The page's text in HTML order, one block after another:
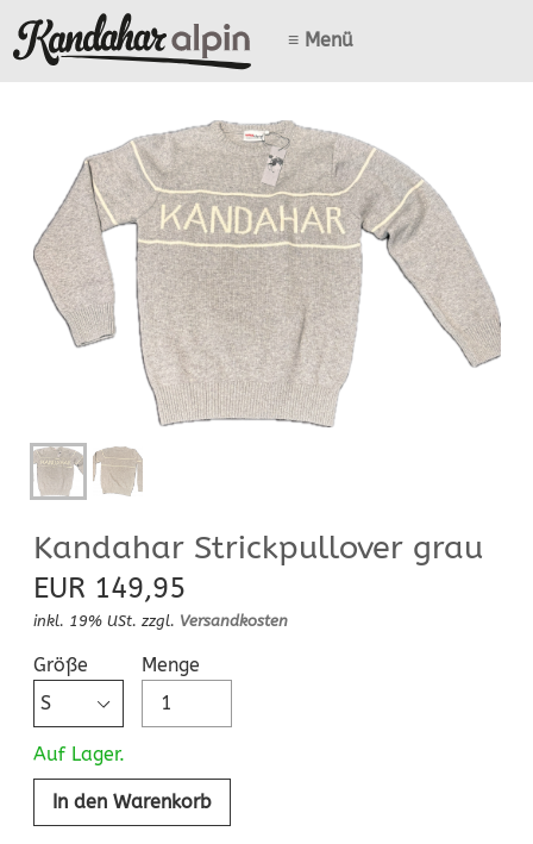
≡ Menü
Kandahar Strickpullover grau
EUR 149,95
inkl. 19% USt. zzgl. Versandkosten
Größe Menge
Auf Lager.